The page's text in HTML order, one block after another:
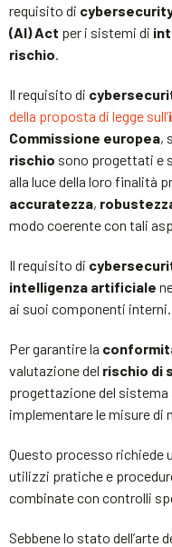
requisito di
(AI) Act per i sistemi di
rischio.
Il requisito di
della proposta di legge sull’
Commissione europea,
rischio sono progettati e
alla luce della loro finalità
accuratezza,
modo coerente con tali
Il requisito di
intelligenza artificiale
ai suoi componenti interni.
Per garantire la
valutazione del rischio di
progettazione del
implementare le misure di
Questo processo richiede
utilizzi pratiche e
combinate con controlli
Sebbene lo stato dell’arte